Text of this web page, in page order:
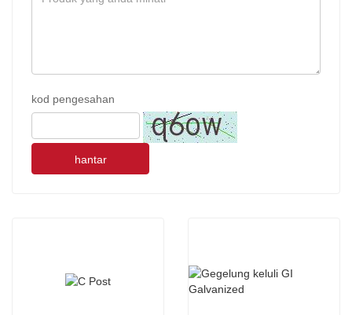
kod pengesahan
hantar